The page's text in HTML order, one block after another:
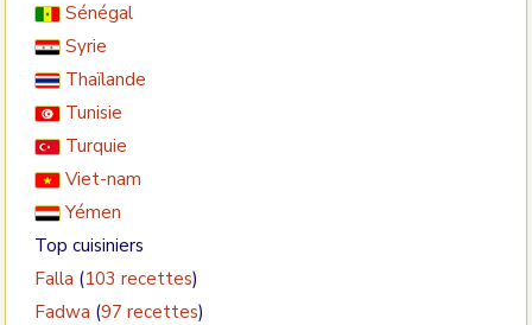
Sénégal
Syrie
Thaïlande
Tunisie
Turquie
Viet-nam
Yémen
Top cuisiniers
Falla (103 recettes)
Fadwa (97 recettes)